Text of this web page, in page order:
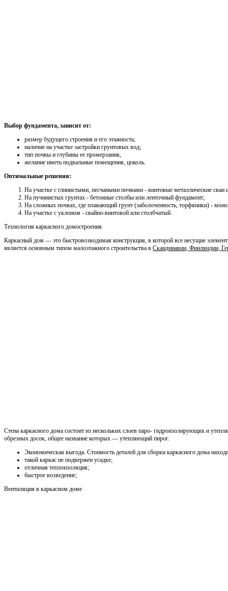
Выбор фундамента, зависит от:
размер будущего строения и его этажность;
наличие на участке застройки грунтовых вод;
тип почвы и глубины ее промерзания,
желание иметь подвальные помещения, цоколь.
Оптимальные решения:
На участке с глинистыми, песчаными почвами - винтовые металлические
На пучинистых грунтах - бетонные столбы или ленточный фундамент;
На сложных почвах, где плавающий грунт (заболоченность, торфяники) -
На участке с уклоном - свайно-винтовой или столбчатый.
Технология каркасного домостроения
Каркасный дом — это быстровозводимая конструкция, в которой все несущие
является основным типом малоэтажного строительства в Скандинавии, Финляндии,
Стена каркасного дома состоит из нескольких слоев паро- гидроизолирующих и
обрезных досок, общее название которых — утепляющий пирог.
Экономическая выгода. Стоимость деталей для сборки каркасного дома
такой каркас не подвержен усадке;
отличная теплоизоляция;
быстрое возведение;
Вентиляция в каркасном доме